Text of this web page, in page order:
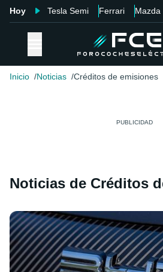
Hoy Tesla Semi Ferrari Mazda
Inicio Noticias Créditos de emisiones
Noticias de Créditos